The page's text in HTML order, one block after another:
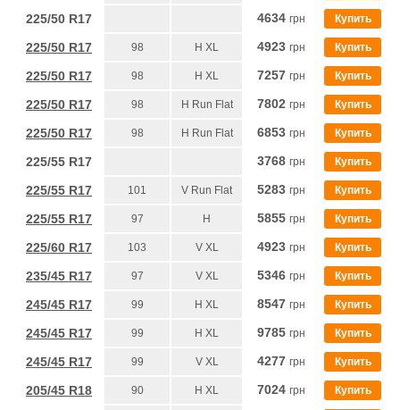
225/50 R17 4634 грн Купить
225/50 R17 98 H XL 4923 грн Купить
225/50 R17 98 H XL 7257 грн Купить
225/50 R17 98 H Run Flat 7802 грн Купить
225/50 R17 98 H Run Flat 6853 грн Купить
225/55 R17 3768 грн Купить
225/55 R17 101 V Run Flat 5283 грн Купить
225/55 R17 97 H 5855 грн Купить
225/60 R17 103 V XL 4923 грн Купить
235/45 R17 97 V XL 5346 грн Купить
245/45 R17 99 H XL 8547 грн Купить
245/45 R17 99 H XL 9785 грн Купить
245/45 R17 99 V XL 4277 грн Купить
205/45 R18 90 H XL 7024 грн Купить